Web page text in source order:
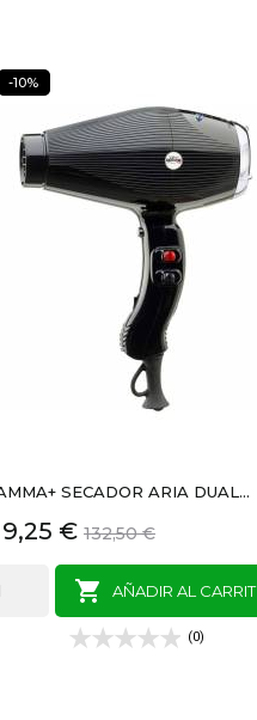
SECADOR ARIA DUAL...
€ Precio
base
132,50 €
 AÑADIR AL
(0)
-10%